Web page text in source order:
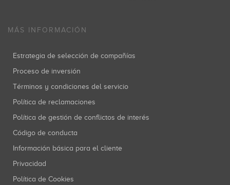
MÁS INFORMACIÓN
Estrategia de selección de compañías
Proceso de inversión
Términos y condiciones del servicio
Política de reclamaciones
Política de gestión de conflictos de interés
Código de conducta
Información básica para el cliente
Privacidad
Política de Cookies